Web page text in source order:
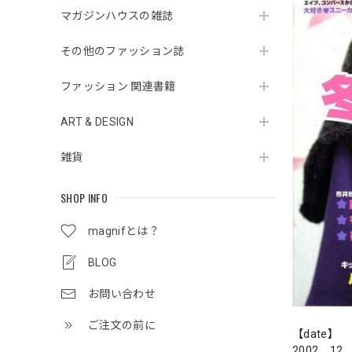
マガジンハウスの雑誌
その他のファッション誌
ファッション 関連書籍
ART & DESIGN
雑貨
SHOP INFO
magnifとは？
BLOG
お問い合わせ
ご注文の前に
【date】